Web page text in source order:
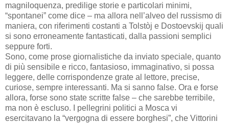
magniloquenza, predilige storie e particolari minimi,
“spontanei” come dice – ma allora nell’alveo del russismo di
maniera, con riferimenti costanti a Tolstòj e Dostoevskij quali
si sono erroneamente fantasticati, dalla passioni semplici
seppure forti.
Sono, come prose giornalistiche da inviato speciale, quanto
di più sensibile e ricco, fantasioso, immaginativo, si possa
leggere, delle corrispondenze grate al lettore, precise,
curiose, sempre interessanti. Ma si sanno false. Ora e forse
allora, forse sono state scritte false – che sarebbe terribile,
ma non è escluso. I pellegrini politici a Mosca vi
esercitavano la “vergogna di essere borghesi”, che Vittorini